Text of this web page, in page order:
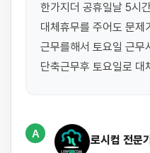
한가지더 공휴일날 5시
대체휴무를 주어도 문제
근무를해서 토요일 근무
단축근무후 토요일로 대
A
로시컴 전문